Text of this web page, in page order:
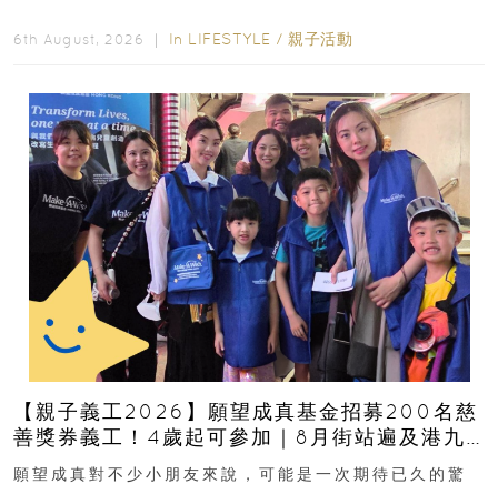
6th August, 2026 ｜ In LIFESTYLE / 親子活動
【親子義工2026】願望成真基金招募200名慈
善獎券義工！4歲起可參加｜8月街站遍及港九
新界
願望成真對不少小朋友來說，可能是一次期待已久的驚